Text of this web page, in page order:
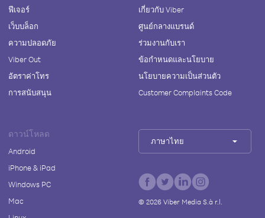
ฟีเจอร์
เว็บบล็อก
ความปลอดภัย
Viber Out
อัตราค่าโทร
การสนับสนุน
เกี่ยวกับ Viber
ศูนย์กลางแบรนด์
ร่วมงานกับเรา
ข้อกำหนดและนโยบาย
นโยบายความเป็นส่วนตัว
Customer Complaints Code
ดาวน์โหลด
Android
iPhone & iPad
Windows PC
Mac
ภาษาไทย
© 2026Viber Media S.à r.l.